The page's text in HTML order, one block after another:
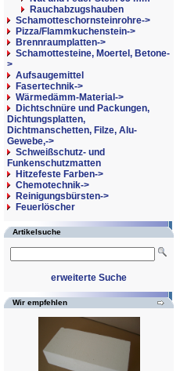
Rauchabzugshauben
Schamotteschornsteinrohre->
Pizza/Flammkuchenstein->
Brennraumplatten->
Schamottesteine, Moertel, Betone-
>
Aufsaugemittel
Fasertechnik->
Wärmedämm-Material->
Dichtschnüre und Packungen,
Dichtungsplatten,
Dichtmanschetten, Filze, Alu-
Gewebe,->
Schweißschutz- und
Funkenschutzmatten
Hitzefeste Farben->
Chemotechnik->
Reinigungsbürsten->
Feuerlöscher
Artikelsuche
erweiterte Suche
Wir empfehlen